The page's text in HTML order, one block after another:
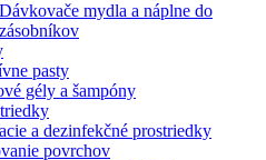
Dávkovače mydla a náplne do
zásobníkov
pasty
gély a šampóny
a dezinfekčné prostriedky
povrchov